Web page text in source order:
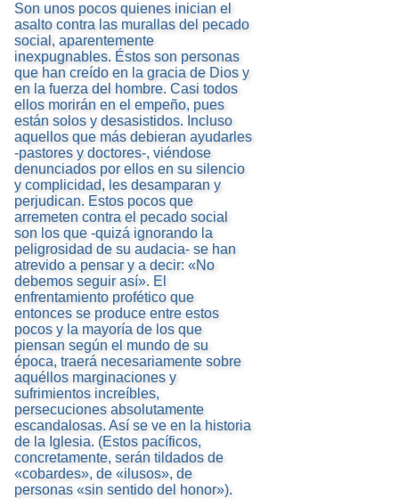
Son unos pocos quienes inician el
asalto contra las murallas del pecado
social, aparentemente
inexpugnables. Éstos son personas
que han creído en la gracia de Dios y
en la fuerza del hombre. Casi todos
ellos morirán en el empeño, pues
están solos y desasistidos. Incluso
aquellos que más debieran ayudarles
-pastores y doctores-, viéndose
denunciados por ellos en su silencio
y complicidad, les desamparan y
perjudican. Estos pocos que
arremeten contra el pecado social
son los que -quizá ignorando la
peligrosidad de su audacia- se han
atrevido a pensar y a decir: «No
debemos seguir así». El
enfrentamiento profético que
entonces se produce entre estos
pocos y la mayoría de los que
piensan según el mundo de su
época, traerá necesariamente sobre
aquéllos marginaciones y
sufrimientos increíbles,
persecuciones absolutamente
escandalosas. Así se ve en la historia
de la Iglesia. (Estos pacíficos,
concretamente, serán tildados de
«cobardes», de «ilusos», de
personas «sin sentido del honor»).